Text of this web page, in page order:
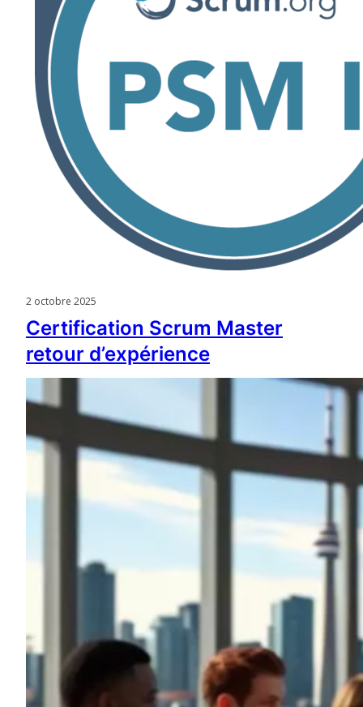
2 octobre 2025
Certification Scrum Master
retour d’expérience